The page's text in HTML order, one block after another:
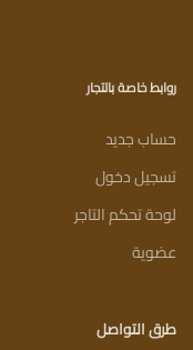
روابط خاصة بالتجار
حساب جديد
تسجيل دخول
لوحة تحكم التاجر
عضوية
طرق التواصل